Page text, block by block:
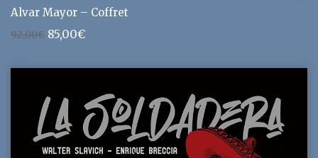
Alvar Mayor – Coffret
92,00€ Le
prix
était :
85,00€Le
est :